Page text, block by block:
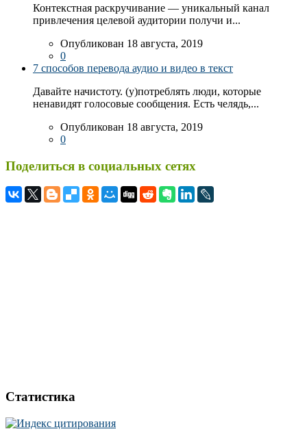
Контекстная раскручивание — уникальный канал
привлечения целевой аудитории получи и...
Опубликован 18 августа, 2019
0
7 способов перевода аудио и видео в текст
Давайте начистоту. (у)потреблять люди, которые
ненавидят голосовые сообщения. Есть челядь,...
Опубликован 18 августа, 2019
0
Поделиться в социальных сетях
Статистика